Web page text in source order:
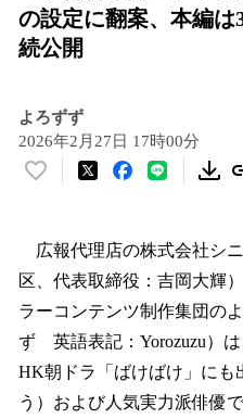
の設定に翻案、本編は
続公開
よろずず
2026年2月27日 17時00分
い
！
を
読
み
込
み
中
広報代理店の株式会社シ
区、代表取締役：吉岡大輝
ラーコンテンツ制作集団の
ず 英語表記：Yorozuzu）
HK朝ドラ「ばけばけ」にも
う）および人気実力派俳優